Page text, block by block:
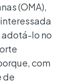
(OMA),
adotá-lo no
com
de